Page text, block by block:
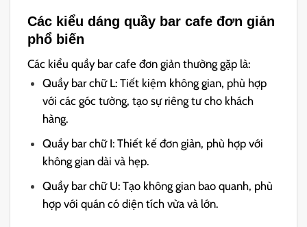
Các kiểu dáng quầy bar cafe đơn giản
phổ biến
Các kiểu quầy bar cafe đơn giản thường gặp là:
Quầy bar chữ L: Tiết kiệm không gian, phù hợp
với các góc tường, tạo sự riêng tư cho khách
hàng.
Quầy bar chữ I: Thiết kế đơn giản, phù hợp với
không gian dài và hẹp.
Quầy bar chữ U: Tạo không gian bao quanh, phù
hợp với quán có diện tích vừa và lớn.